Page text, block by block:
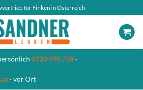
für Finken in Österreich
0720 990 758 ·
· vor Ort